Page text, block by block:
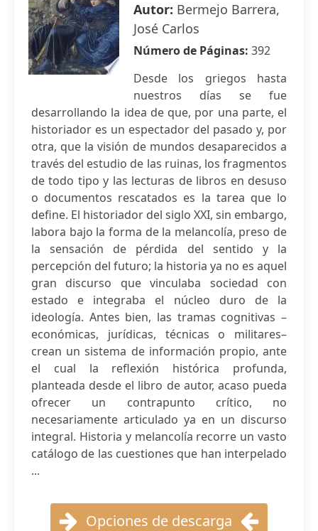
Autor: Bermejo Barrera,
José Carlos
Número de Páginas: 392
Desde los griegos hasta
nuestros días se fue
desarrollando la idea de que, por una parte, el
historiador es un espectador del pasado y, por
otra, que la visión de mundos desaparecidos a
través del estudio de las ruinas, los fragmentos
de todo tipo y las lecturas de libros en desuso
o documentos rescatados es la tarea que lo
define. El historiador del siglo XXI, sin embargo,
labora bajo la forma de la melancolía, preso de
la sensación de pérdida del sentido y la
percepción del futuro; la historia ya no es aquel
gran discurso que vinculaba sociedad con
estado e integraba el núcleo duro de la
ideología. Antes bien, las tramas cognitivas –
económicas, jurídicas, técnicas o militares–
crean un sistema de información propio, ante
el cual la reflexión histórica profunda,
planteada desde el libro de autor, acaso pueda
ofrecer un contrapunto crítico, no
necesariamente articulado ya en un discurso
integral. Historia y melancolía recorre un vasto
catálogo de las cuestiones que han interpelado
...
Opciones de descarga